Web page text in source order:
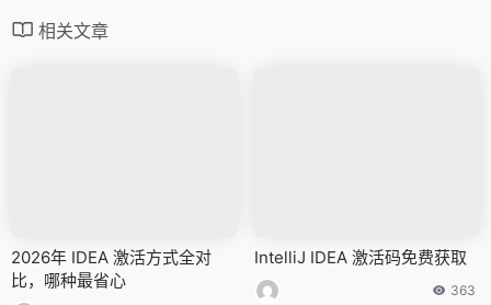
相关文章
2026年 IDEA 激活方式全对
比，哪种最省心
IntelliJ IDEA 激活码免费获取
363